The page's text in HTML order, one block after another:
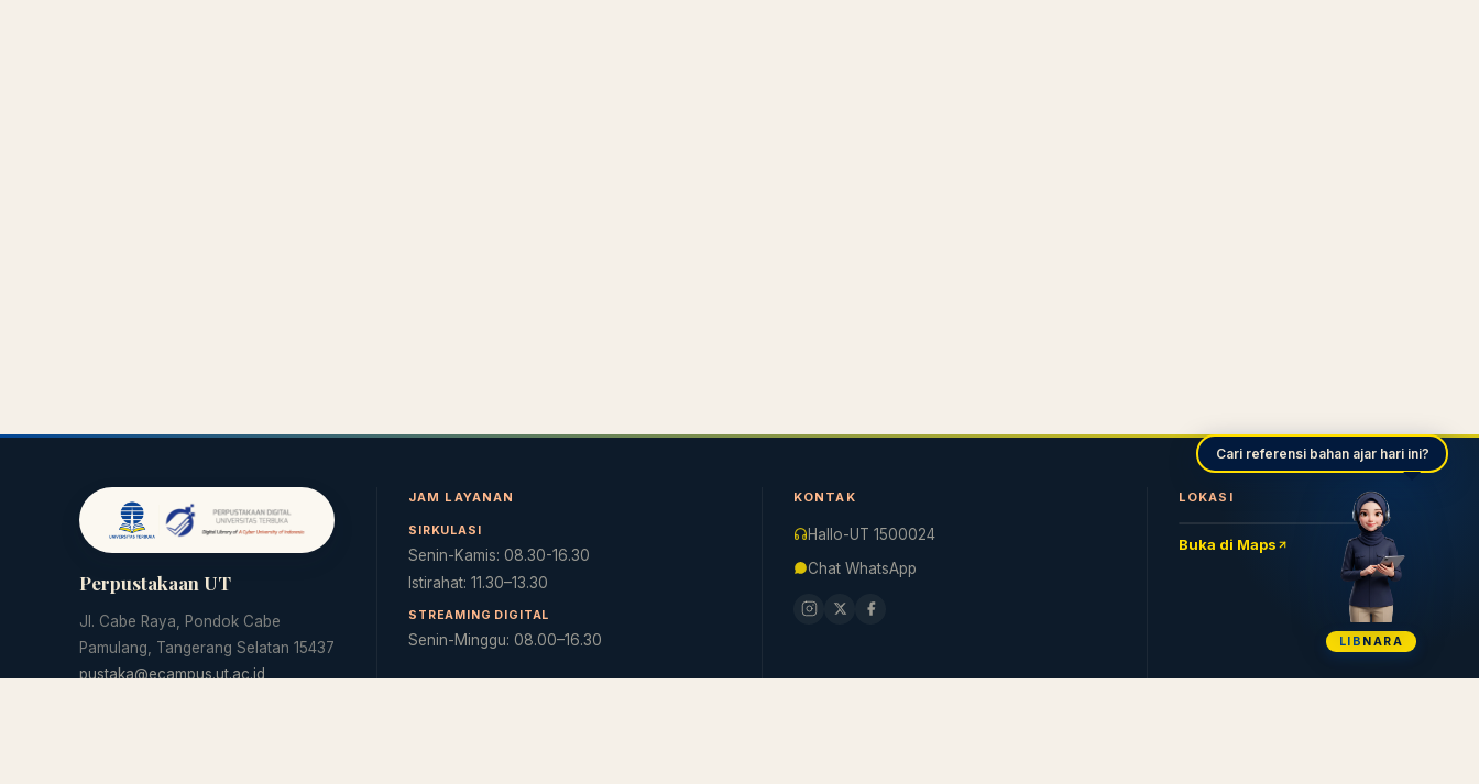
Perpustakaan UT
Jl. Cabe Raya, Pondok Cabe
Pamulang, Tangerang Selatan 15437
pustaka@ecampus.ut.ac.id
JAM LAYANAN
SIRKULASI
Senin-Kamis: 08.30-16.30
Istirahat: 11.30–13.30
STREAMING DIGITAL
Senin-Minggu: 08.00–16.30
KONTAK
Hallo-UT 1500024
Chat WhatsApp
LOKASI
Buka di Maps
LIB NARA
Cari referensi bahan ajar hari ini?